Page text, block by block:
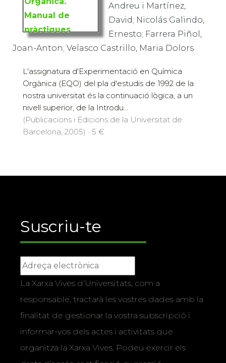
Andreu i Martínez,
David; Nicolás Galindo,
Ernesto; Farrera Piñol,
Joan-Anton; Velasco Castrillo, Maria Dolors
L'assignatura d'Experimentació en Química
Orgànica (EQO) del pla d'estudis de 1992 de la
nostra universitat és la continuació lògica, a un
nivell superior, de la Introdu...
(Publicacions i Edicions de la Universitat de
Barcelona, 2005) · 5 €
Suscriu-te
La Xarxa Vives d’Universitats, com a
responsable, tractarà les vostres dades amb la
finalitat de gestionar la vostra subscripció i
informar-vos dels actes i activitats que
organitza la Xarxa Vives. Podeu exercir els